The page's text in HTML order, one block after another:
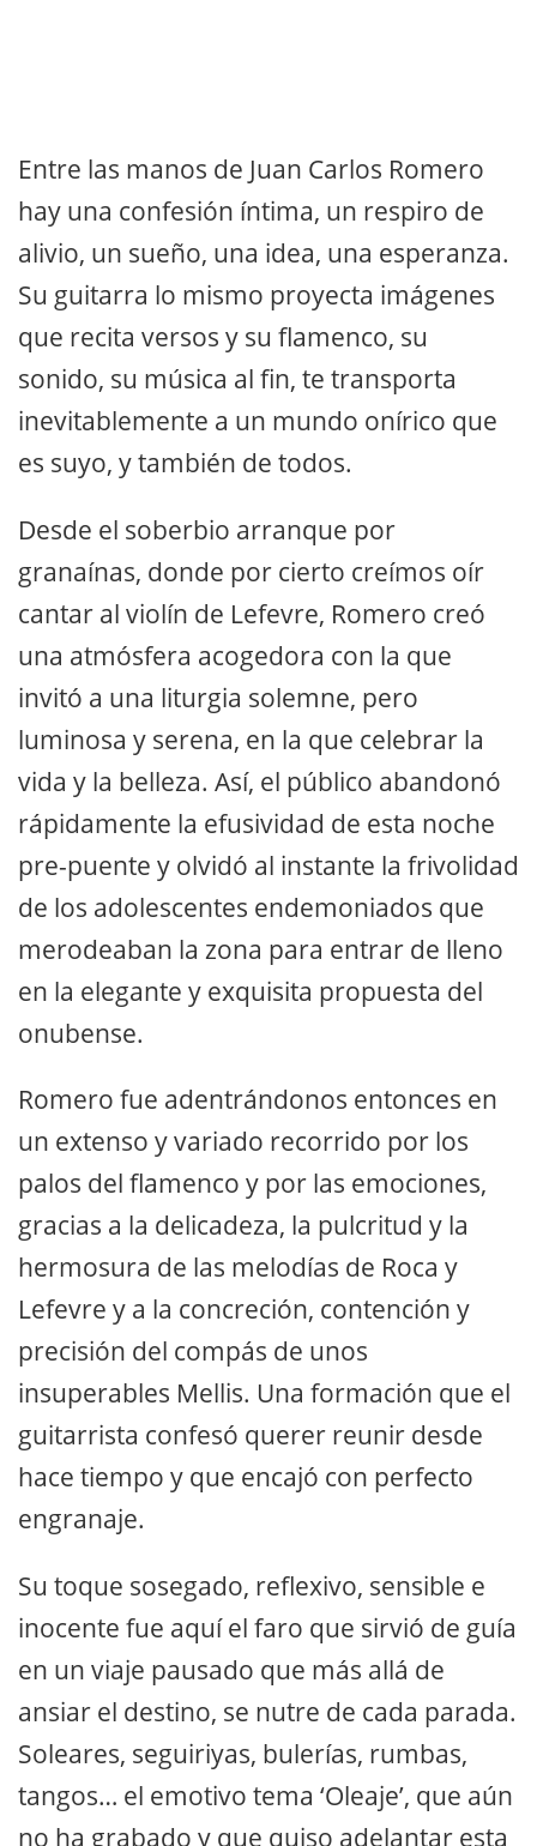
Entre las manos de Juan Carlos Romero
hay una confesión íntima, un respiro de
alivio, un sueño, una idea, una esperanza.
Su guitarra lo mismo proyecta imágenes
que recita versos y su flamenco, su
sonido, su música al fin, te transporta
inevitablemente a un mundo onírico que
es suyo, y también de todos.
Desde el soberbio arranque por
granaínas, donde por cierto creímos oír
cantar al violín de Lefevre, Romero creó
una atmósfera acogedora con la que
invitó a una liturgia solemne, pero
luminosa y serena, en la que celebrar la
vida y la belleza. Así, el público abandonó
rápidamente la efusividad de esta noche
pre-puente y olvidó al instante la frivolidad
de los adolescentes endemoniados que
merodeaban la zona para entrar de lleno
en la elegante y exquisita propuesta del
onubense.
Romero fue adentrándonos entonces en
un extenso y variado recorrido por los
palos del flamenco y por las emociones,
gracias a la delicadeza, la pulcritud y la
hermosura de las melodías de Roca y
Lefevre y a la concreción, contención y
precisión del compás de unos
insuperables Mellis. Una formación que el
guitarrista confesó querer reunir desde
hace tiempo y que encajó con perfecto
engranaje.
Su toque sosegado, reflexivo, sensible e
inocente fue aquí el faro que sirvió de guía
en un viaje pausado que más allá de
ansiar el destino, se nutre de cada parada.
Soleares, seguiriyas, bulerías, rumbas,
tangos… el emotivo tema ‘Oleaje’, que aún
no ha grabado y que quiso adelantar esta